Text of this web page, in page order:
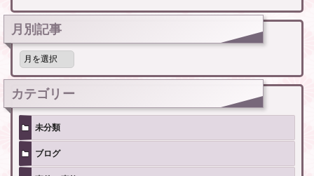
月別記事
月
記
事
カテゴリー
未分類
ブログ